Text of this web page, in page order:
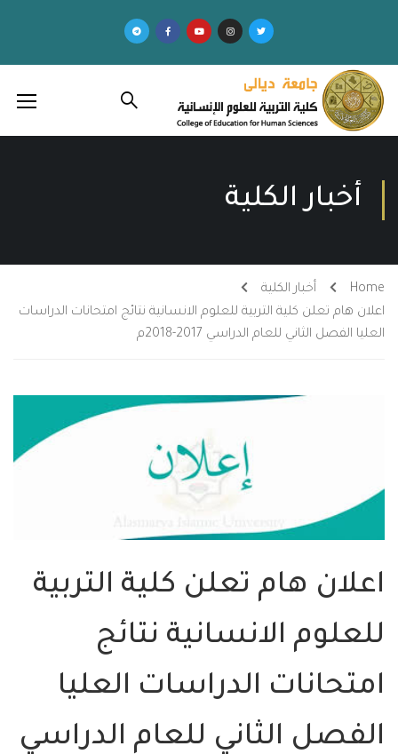
أخبار الكلية
Home
أخبار الكلية
اعلان هام تعلن كلية التربية للعلوم الانسانية نتائج امتحانات الدراسات
العليا الفصل الثاني للعام الدراسي 2017-2018م
اعلان هام تعلن كلية التربية
للعلوم الانسانية نتائج
امتحانات الدراسات العليا
الفصل الثاني للعام الدراسي